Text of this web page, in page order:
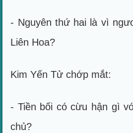
- Nguyên thứ hai là vì
Liên Hoa?
Kim Yến Tử chớp mắt:
- Tiền bối có cừu hận gì
chủ?